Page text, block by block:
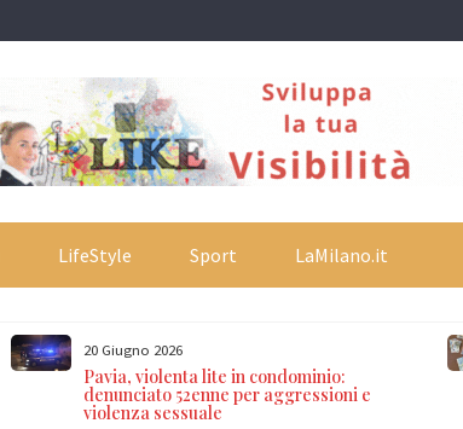
LifeStyle Sport LaMilano.it
20 Giugno 2026
Pavia, violenta lite in condominio:
denunciato 52enne per aggressioni e
violenza sessuale